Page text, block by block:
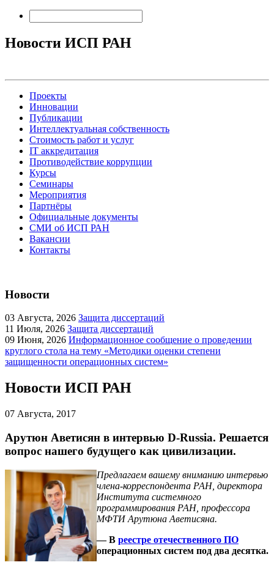
Новости ИСП РАН
Проекты
Инновации
Публикации
Интеллектуальная собственность
Стоимость работ и услуг
IT аккредитация
Противодействие коррупции
Курсы
Семинары
Мероприятия
Партнёры
Официальные документы
СМИ об ИСП РАН
Вакансии
Контакты
Новости
03 Августа, 2026 Защита диссертаций
11 Июля, 2026 Защита диссертаций
09 Июня, 2026 Информационное сообщение о проведении
круглого стола на тему «Методики оценки степени
защищенности операционных систем»
Новости ИСП РАН
07 Августа, 2017
Арутюн Аветисян в интервью D-Russia. Решается
вопрос нашего будущего как цивилизации.
Предлагаем вашему вниманию интервью
члена-корреспондента РАН, директора
Института системного
программирования РАН, профессора
МФТИ Арутюна Аветисяна.
— В реестре отечественного ПО
операционных систем под два десятка.